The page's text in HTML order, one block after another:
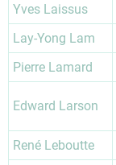
Yves Laissus
Lay-Yong Lam
Pierre Lamard
Edward Larson
René Leboutte